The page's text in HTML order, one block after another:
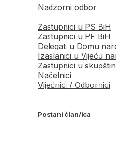
Nadzorni odbor
Zastupnici u PS BiH
Zastupnici u PF BiH
Delegati u Domu
Izaslanici u Vijeću
Zastupnici u
Načelnici
Vijećnici / Odbornici
Postani član/ica